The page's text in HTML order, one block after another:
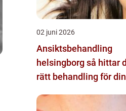
02 juni 2026
Ansiktsbehandling
helsingborg så hittar du
rätt behandling för din